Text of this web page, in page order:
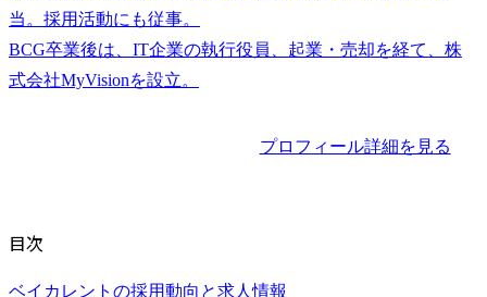
当。採用活動にも従事。
BCG卒業後は、IT企業の執行役員、起業・売却を経て、株
プロフィール詳細を見る
目次
ベイカレントの採用動向と求人情報